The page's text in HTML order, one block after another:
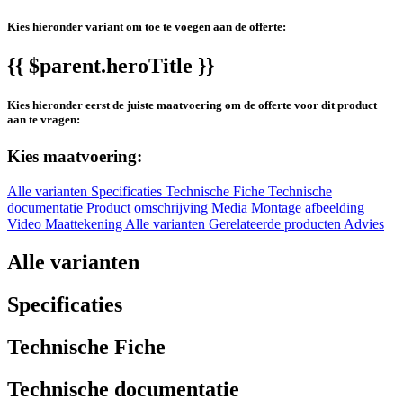
Kies hieronder variant om toe te voegen aan de offerte:
{{ $parent.heroTitle }}
Kies hieronder eerst de juiste maatvoering om de offerte voor dit product
aan te vragen:
Kies maatvoering:
Alle varianten Specificaties Technische Fiche Technische
documentatie Product omschrijving Media Montage afbeelding
Video Maattekening Alle varianten Gerelateerde producten Advies
Alle varianten
Specificaties
Technische Fiche
Technische documentatie